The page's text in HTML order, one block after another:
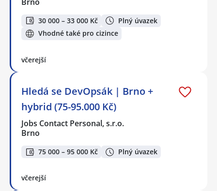
30 000 – 33 000 Kč
Plný úvazek
Vhodné také pro cizince
včerejší
Hledá se DevOpsák | Brno +
hybrid (75-95.000 Kč)
Jobs Contact Personal, s.r.o.
Brno
75 000 – 95 000 Kč Plný úvazek
včerejší